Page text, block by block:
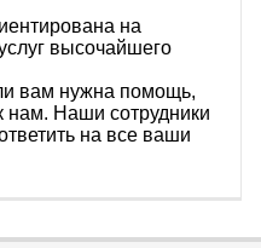
на
высочайшего
вам нужна помощь,
нам. Наши сотрудники
на все ваши